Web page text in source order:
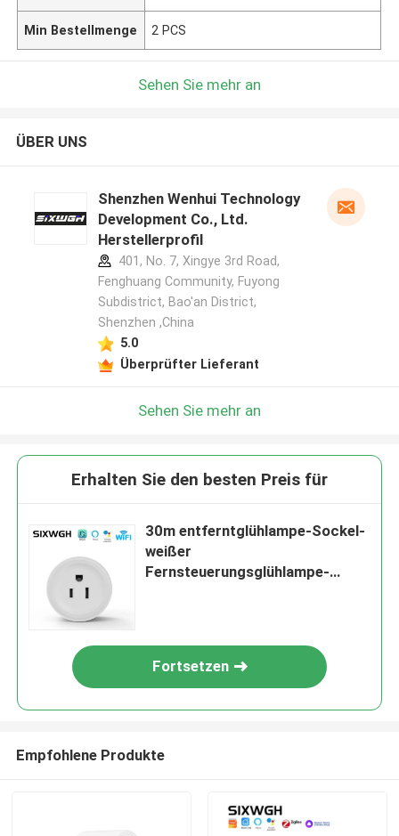
Min Bestellmenge 2 PCS
Sehen Sie mehr an
ÜBER UNS
Shenzhen Wenhui Technology
Development Co., Ltd.
Herstellerprofil
401, No. 7, Xingye 3rd Road,
Fenghuang Community, Fuyong
Subdistrict, Bao'an District,
Shenzhen ,China
5.0
Überprüfter Lieferant
Sehen Sie mehr an
Erhalten Sie den besten Preis für
30m entferntglühlampe-Sockel-
weißer
Fernsteuerungsglühlampe-
Fortsetzen
Empfohlene Produkte